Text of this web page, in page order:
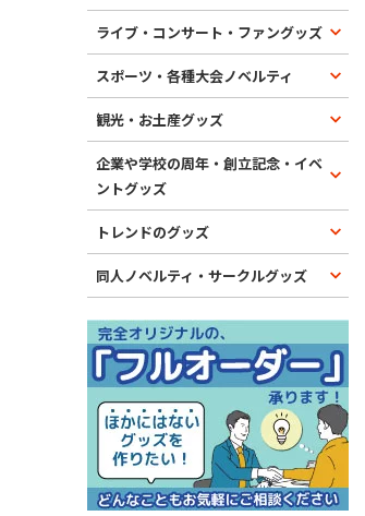
ライブ・コンサート・ファングッズ
スポーツ・各種大会ノベルティ
観光・お土産グッズ
企業や学校の周年・創立記念・イベ
ントグッズ
トレンドのグッズ
同人ノベルティ・サークルグッズ